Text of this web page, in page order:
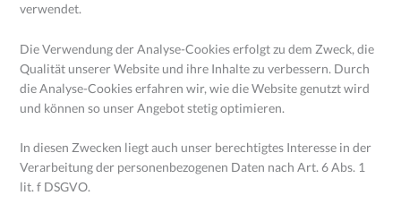
verwendet.
Die Verwendung der Analyse-Cookies erfolgt zu dem Zweck, die
Qualität unserer Website und ihre Inhalte zu verbessern. Durch
die Analyse-Cookies erfahren wir, wie die Website genutzt wird
und können so unser Angebot stetig optimieren.
In diesen Zwecken liegt auch unser berechtigtes Interesse in der
Verarbeitung der personenbezogenen Daten nach Art. 6 Abs. 1
lit. f DSGVO.